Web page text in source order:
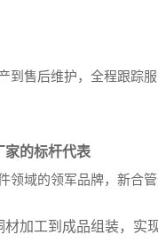
到售后维护，全程跟踪
家的标杆代表
领域的领军品牌，新合管
材加工到成品组装，实